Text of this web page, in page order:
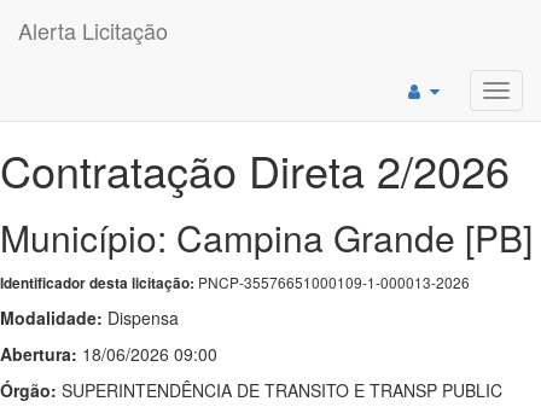
Alerta Licitação
Contratação Direta 2/2026
Município: Campina Grande [PB]
Identificador desta licitação: PNCP-35576651000109-1-000013-2026
Modalidade: Dispensa
Abertura: 18/06/2026 09:00
Órgão: SUPERINTENDÊNCIA DE TRANSITO E TRANSP PUBLIC